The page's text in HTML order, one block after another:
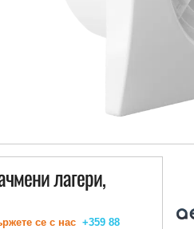
лагери,
се с нас +359 88